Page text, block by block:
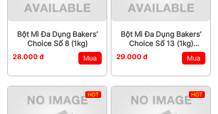
Bột Mì Đa Dụng Bakers’
Choice Số 8 (1kg)
28.000 đ Mua
Bột Mì Đa Dụng Bakers’
Choice Số 13 (1kg)
(Thùng 20kg - giá 580k)
29.000 đ Mua
HOT HOT